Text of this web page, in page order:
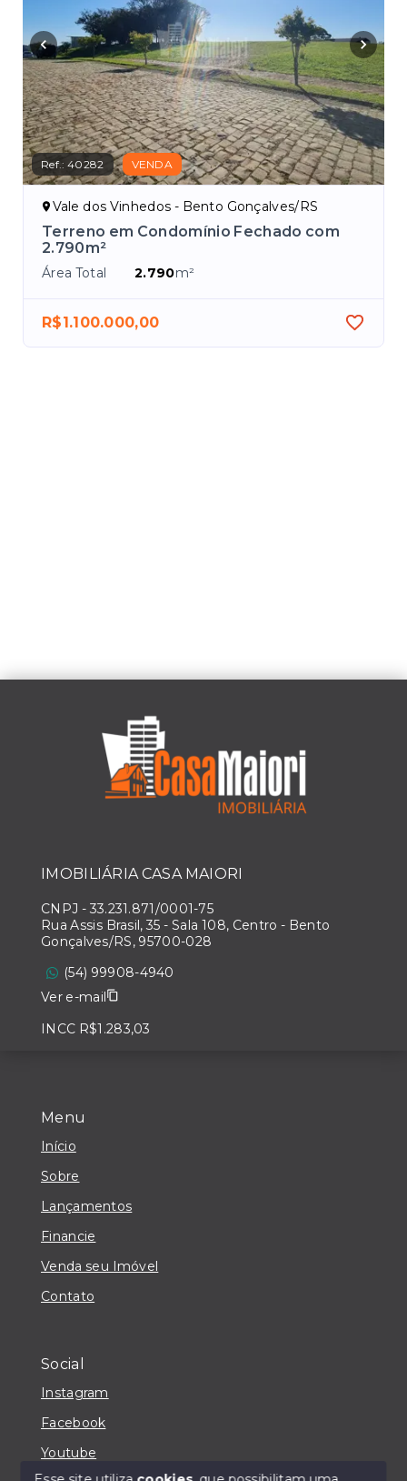
Ref.:40282 VENDA
Vale dos Vinhedos - Bento Gonçalves/RS
Terreno em Condomínio Fechado com
2.790m²
Área Total 2.790m²
R$1.100.000,00
Menu
Início
Sobre
Lançamentos
Financie
Venda seu Imóvel
Contato
Social
Instagram
Facebook
Youtube
IMOBILIÁRIA CASA MAIORI
CNPJ - 33.231.871/0001-75
Rua Assis Brasil, 35 - Sala 108, Centro - Bento
Gonçalves/RS, 95700-028
(54) 99908-4940
Ver e-mail
INCC R$1.283,03